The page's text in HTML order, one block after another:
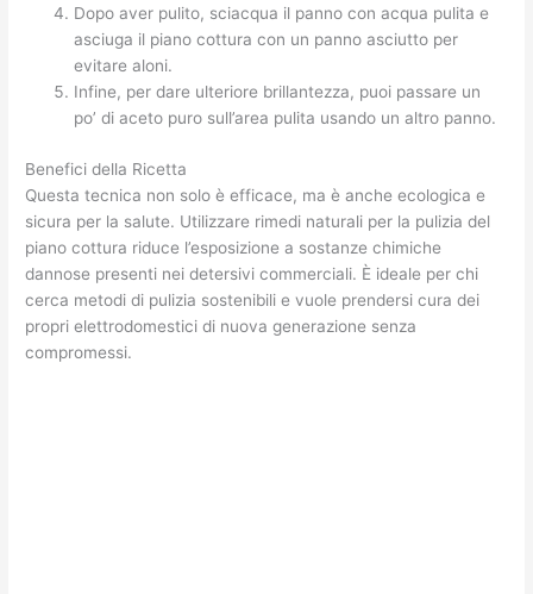
Dopo aver pulito, sciacqua il panno con acqua pulita e
asciuga il piano cottura con un panno asciutto per
evitare aloni.
Infine, per dare ulteriore brillantezza, puoi passare un
po’ di aceto puro sull’area pulita usando un altro panno.
Benefici della Ricetta
Questa tecnica non solo è efficace, ma è anche ecologica e
sicura per la salute. Utilizzare rimedi naturali per la pulizia del
piano cottura riduce l’esposizione a sostanze chimiche
dannose presenti nei detersivi commerciali. È ideale per chi
cerca metodi di pulizia sostenibili e vuole prendersi cura dei
propri elettrodomestici di nuova generazione senza
compromessi.